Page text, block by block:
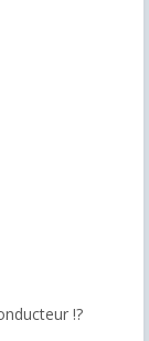
!?